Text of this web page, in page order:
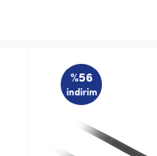
%56
indirim